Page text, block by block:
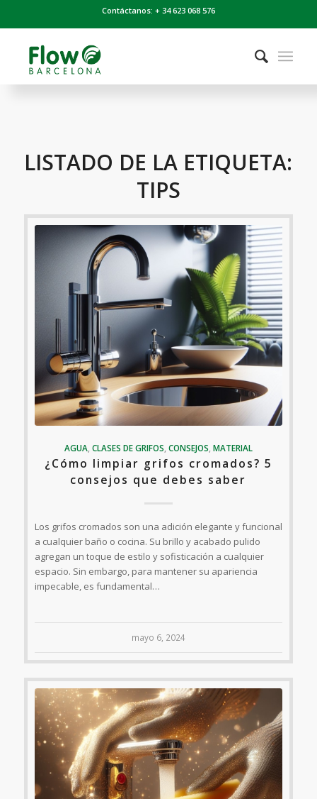
Contáctanos: + 34 623 068 576
LISTADO DE LA ETIQUETA:
TIPS
AGUA,CLASES DE GRIFOS,CONSEJOS,MATERIAL
¿Cómo limpiar grifos cromados? 5
consejos que debes saber
Los grifos cromados son una adición elegante y funcional
a cualquier baño o cocina. Su brillo y acabado pulido
agregan un toque de estilo y sofisticación a cualquier
espacio. Sin embargo, para mantener su apariencia
impecable, es fundamental…
mayo 6, 2024